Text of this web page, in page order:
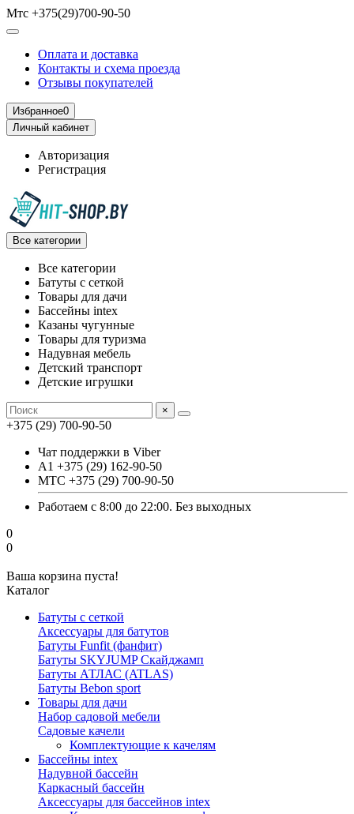
Мтс +375(29)700-90-50
Оплата и доставка
Контакты и схема проезда
Отзывы покупателей
Избранное0
Личный кабинет
Авторизация
Регистрация
Все категории
Все категории
Батуты с сеткой
Товары для дачи
Бассейны intex
Казаны чугунные
Товары для туризма
Надувная мебель
Детский транспорт
Детские игрушки
×
+375 (29) 700-90-50
Чат поддержки в Viber
А1 +375 (29) 162-90-50
МТС +375 (29) 700-90-50
Работаем с 8:00 до 22:00. Без выходных
0
0
Ваша корзина пуста!
Каталог
Батуты с сеткой
Аксессуары для батутов
Батуты Funfit (фанфит)
Батуты SKYJUMP Скайджамп
Батуты АТЛАС (ATLAS)
Батуты Вebon sport
Товары для дачи
Набор садовой мебели
Садовые качели
Комплектующие к качелям
Бассейны intex
Надувной бассейн
Каркасный бассейн
Аксессуары для бассейнов intex